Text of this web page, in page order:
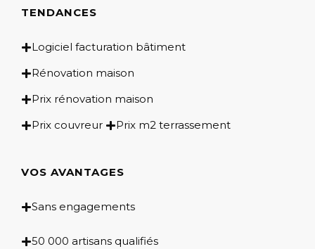
TENDANCES
Logiciel facturation bâtiment
Rénovation maison
Prix rénovation maison
Prix couvreur
Prix m2 terrassement
VOS AVANTAGES
Sans engagements
50 000 artisans qualifiés